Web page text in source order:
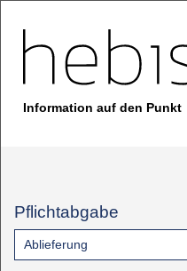
Information auf den Punkt
Pflichtabgabe
Ablieferung